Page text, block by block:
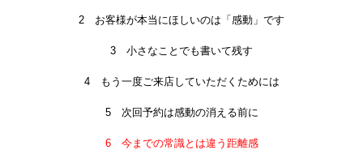
2 お客様が本当にほしいのは「感動」です
3 小さなことでも書いて残す
4 もう一度ご来店していただくためには
5 次回予約は感動の消える前に
6 今までの常識とは違う距離感